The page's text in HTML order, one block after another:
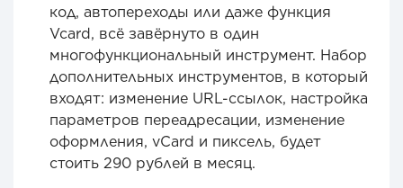
код, автопереходы или даже функция
Vcard, всё завёрнуто в один
многофункциональный инструмент. Набор
дополнительных инструментов, в который
входят: изменение URL-ссылок, настройка
параметров переадресации, изменение
оформления, vCard и пиксель, будет
стоить 290 рублей в месяц.